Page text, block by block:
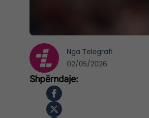
Nga Telegrafi
02/05/2026